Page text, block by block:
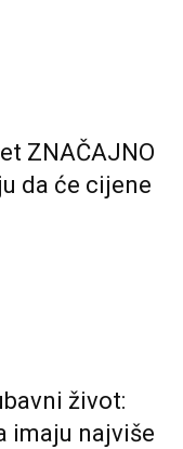
ZNAČAJNO
da će cijene
život:
imaju najviše